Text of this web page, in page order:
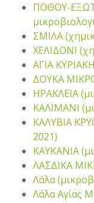
ΠΟΘΟΥ-
ΣΜΙΛΑ
ΧΕΛΙΔΟΝΙ
ΑΓΙΑ
ΔΟΥΚΑ
ΗΡΑΚΛΕΙΑ
ΚΑΛΙΜΑΝΙ
ΚΑΛΥΒΙΑ
2021)
ΚΑΥΚΑΝΙΑ
ΛΑΣΔΙΚΑ
Λάλα
Λάλα Αγίας